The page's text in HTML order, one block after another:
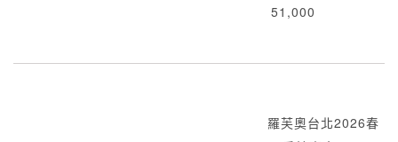
51,000
羅芙奧台北2026春